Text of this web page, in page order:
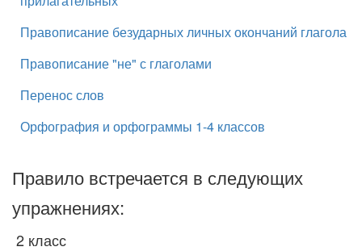
Правописание безударных личных окончаний глагола
Правописание "не" с глаголами
Перенос слов
Орфография и орфограммы 1-4 классов
Правило встречается в следующих
упражнениях:
2 класс